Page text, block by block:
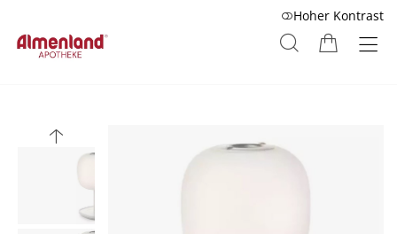
Hoher Kontrast